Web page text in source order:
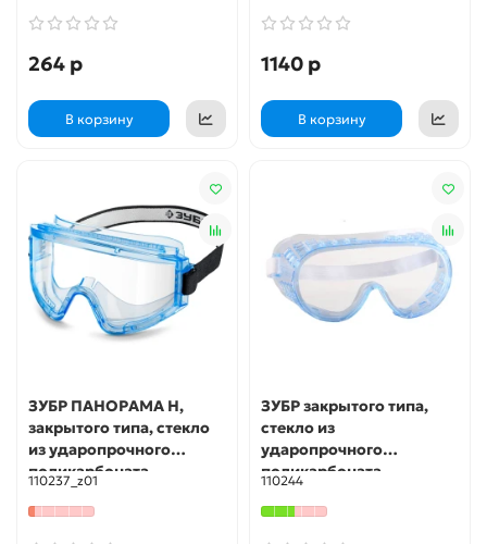
264 р
В корзину
1140 р
В корзину
ЗУБР ПАНОРАМА Н,
закрытого типа, стекло
из ударопрочного
поликарбоната,
защитные очки с
непрямой вентиляцией,
110237_z01
ЗУБР закрытого типа,
стекло из
ударопрочного
поликарбоната,
защитные очки с
непрямой вентиляцией,
110244